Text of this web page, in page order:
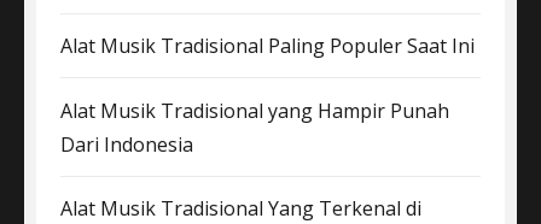
Alat Musik Tradisional Paling Populer Saat Ini
Alat Musik Tradisional yang Hampir Punah
Dari Indonesia
Alat Musik Tradisional Yang Terkenal di